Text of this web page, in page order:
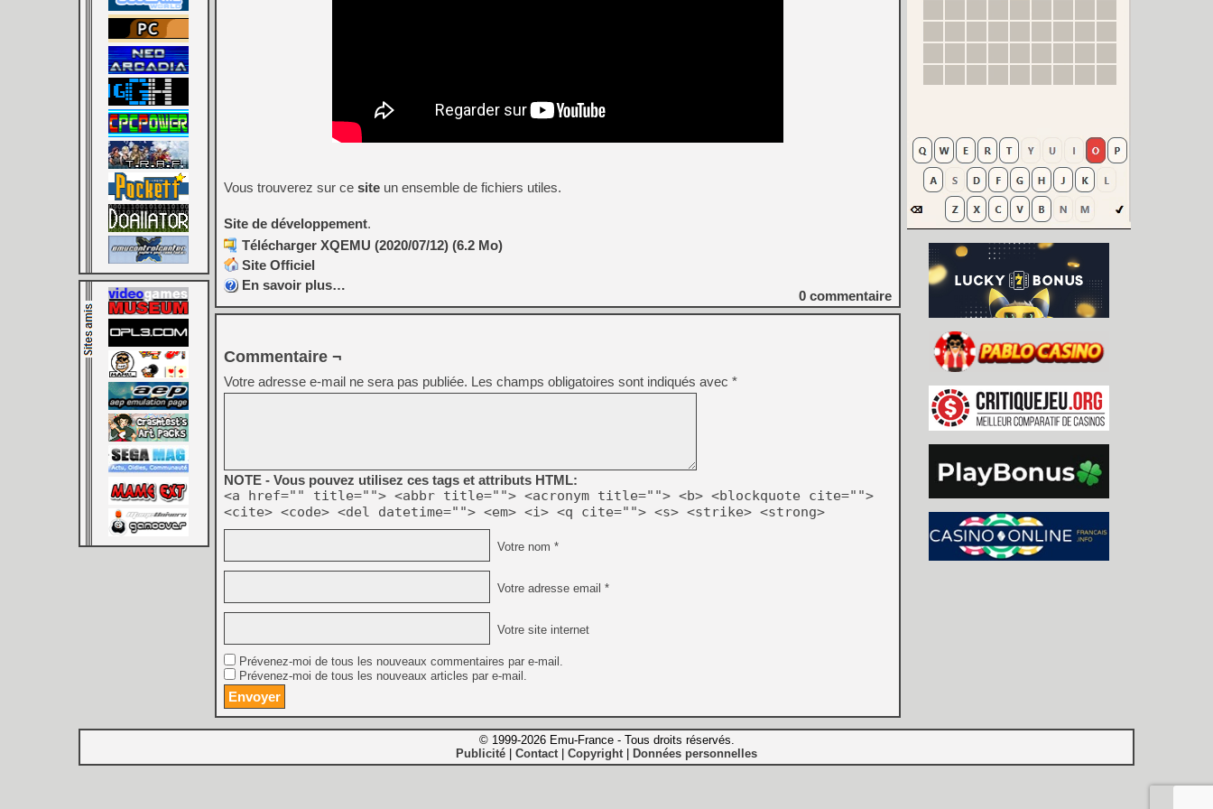
Vous trouverez sur ce site un ensemble de fichiers utiles.
Site de développement.
Télécharger XQEMU (2020/07/12) (6.2 Mo)
Site Officiel
En savoir plus…
0 commentaire
Commentaire ¬
Votre adresse e-mail ne sera pas publiée. Les champs obligatoires sont indiqués avec *
NOTE - Vous pouvez utilisez ces tags et attributs HTML:
<a href="" title=""> <abbr title=""> <acronym title=""> <b> <blockquote cite="">
<cite> <code> <del datetime=""> <em> <i> <q cite=""> <s> <strike> <strong>
Votre nom *
Votre adresse email *
Votre site internet
Prévenez-moi de tous les nouveaux commentaires par e-mail.
Prévenez-moi de tous les nouveaux articles par e-mail.
© 1999-2026 Emu-France - Tous droits réservés.
Publicité Contact| Copyright| Données personnelles